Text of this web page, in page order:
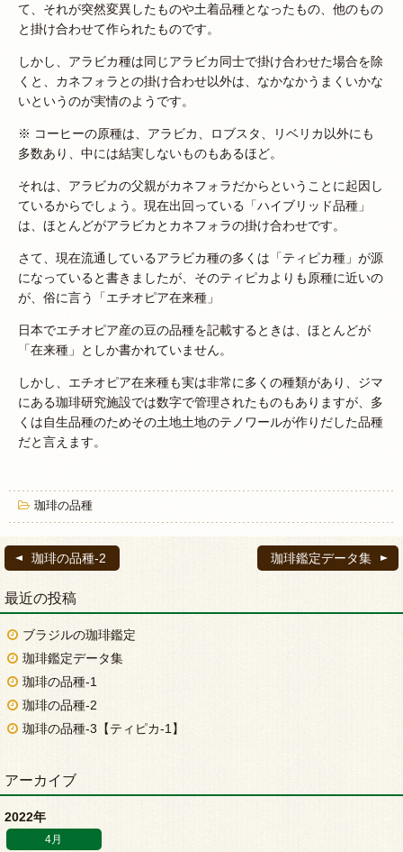
て、それが突然変異したものや土着品種となったもの、他のもの
と掛け合わせて作られたものです。
しかし、アラビカ種は同じアラビカ同士で掛け合わせた場合を除
くと、カネフォラとの掛け合わせ以外は、なかなかうまくいかな
いというのが実情のようです。
※ コーヒーの原種は、アラビカ、ロブスタ、リベリカ以外にも
多数あり、中には結実しないものもあるほど。
それは、アラビカの父親がカネフォラだからということに起因し
ているからでしょう。現在出回っている「ハイブリッド品種」
は、ほとんどがアラビカとカネフォラの掛け合わせです。
さて、現在流通しているアラビカ種の多くは「ティピカ種」が源
になっていると書きましたが、そのティピカよりも原種に近いの
が、俗に言う「エチオピア在来種」
日本でエチオピア産の豆の品種を記載するときは、ほとんどが
「在来種」としか書かれていません。
しかし、エチオピア在来種も実は非常に多くの種類があり、ジマ
にある珈琲研究施設では数字で管理されたものもありますが、多
くは自生品種のためその土地土地のテノワールが作りだした品種
だと言えます。
珈琲の品種
珈琲の品種-2 珈琲鑑定データ集
最近の投稿
ブラジルの珈琲鑑定
珈琲鑑定データ集
珈琲の品種-1
珈琲の品種-2
珈琲の品種-3【ティピカ-1】
アーカイブ
2022年
4月